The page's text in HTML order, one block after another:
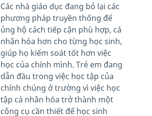
Các nhà giáo dục đang bỏ lại các
phương pháp truyền thống để
ủng hộ cách tiếp cận phù hợp, cá
nhân hóa hơn cho từng học sinh,
giúp họ kiểm soát tốt hơn việc
học của chính mình. Trẻ em đang
dẫn đầu trong việc học tập của
chính chúng ở trường vì việc học
tập cá nhân hóa trở thành một
công cụ cần thiết để học sinh